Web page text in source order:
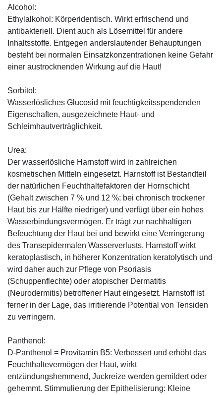
Alcohol:
Ethylalkohol: Körperidentisch. Wirkt erfrischend und
antibakteriell. Dient auch als Lösemittel für andere
Inhaltsstoffe. Entgegen anderslautender Behauptungen
besteht bei normalen Einsatzkonzentrationen keine Gefahr
einer austrocknenden Wirkung auf die Haut!
Sorbitol:
Wasserlösliches Glucosid mit feuchtigkeitsspendenden
Eigenschaften, ausgezeichnete Haut- und
Schleimhautverträglichkeit.
Urea:
Der wasserlösliche Harnstoff wird in zahlreichen
kosmetischen Mitteln eingesetzt. Harnstoff ist Bestandteil
der natürlichen Feuchthaltefaktoren der Hornschicht
(Gehalt zwischen 7 % und 12 %; bei chronisch trockener
Haut bis zur Hälfte niedriger) und verfügt über ein hohes
Wasserbindungsvermögen. Er trägt zur nachhaltigen
Befeuchtung der Haut bei und bewirkt eine Verringerung
des Transepidermalen Wasserverlusts. Harnstoff wirkt
keratoplastisch, in höherer Konzentration keratolytisch und
wird daher auch zur Pflege von Psoriasis
(Schuppenflechte) oder atopischer Dermatitis
(Neurodermitis) betroffener Haut eingesetzt. Harnstoff ist
ferner in der Lage, das irritierende Potential von Tensiden
zu verringern.
Panthenol:
D-Panthenol = Provitamin B5: Verbessert und erhöht das
Feuchthaltevermögen der Haut, wirkt
entzündungshemmend, Juckreize werden gemildert oder
gehemmt. Stimmulierung der Epithelisierung: Kleine